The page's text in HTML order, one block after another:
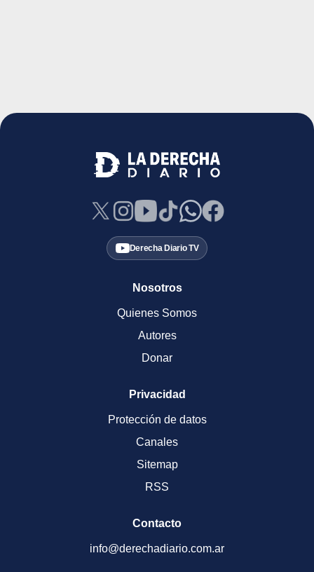
Derecha Diario TV
Nosotros
Quienes Somos
Autores
Donar
Privacidad
Protección de datos
Canales
Sitemap
RSS
Contacto
info@derechadiario.com.ar